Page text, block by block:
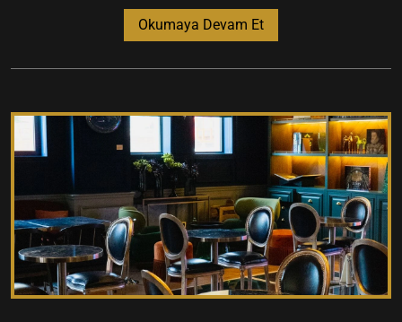
Okumaya Devam Et